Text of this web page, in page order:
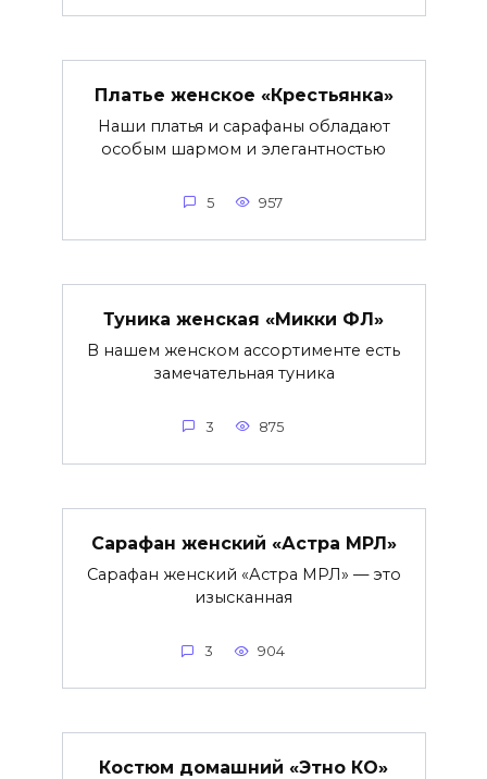
Платье женское «Крестьянка»
Наши платья и сарафаны обладают
особым шармом и элегантностью
5 957
Туника женская «Микки ФЛ»
В нашем женском ассортименте есть
замечательная туника
3 875
Сарафан женский «Астра МРЛ»
Сарафан женский «Астра МРЛ» — это
изысканная
3 904
Костюм домашний «Этно КО»